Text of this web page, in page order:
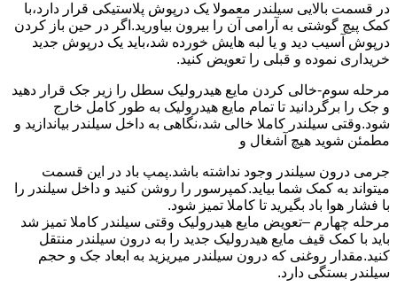
در قسمت بالایی سیلندر معمولا یک درپوش پلاستیکی قرار دارد،با
کمک پیچ گوشتی به آرامی آن را بیرون بیاورید.اگر در حین باز کردن
درپوش آسیب دید و یا لبه هایش خورده شد،باید یک درپوش جدید
خریداری نموده و قبلی را تعویض کنید.
مرحله سوم-خالی کردن مایع هیدرولیک سطل را زیر جک قرار دهید
و جک را برگردانید تا تمام مایع هیدرولیک به طور کامل خارج
شود.وقتی سیلندر کاملا خالی شد،نگاهی به داخل سیلندر بیاندازید و
مطمئن شوید هیچ آشغال و
جرمی درون سیلندر وجود نداشته باشد.پمپ باد در این قسمت
میتواند به کمک شما بیاید.کمپرسور را روشن کنید و داخل سیلندر را
با فشار هوا باد بگیرید تا کاملا تمیز شود.
مرحله چهارم –تعویض مایع هیدرولیک وقتی سیلندر کاملا تمیز شد
باید با کمک قیف مایع هیدرولیک جدید را به درون سیلندر منتقل
کنید.مقدار روغنی که درون سیلندر میریزید به ابعاد جک و حجم
سیلندر بستگی دارد.